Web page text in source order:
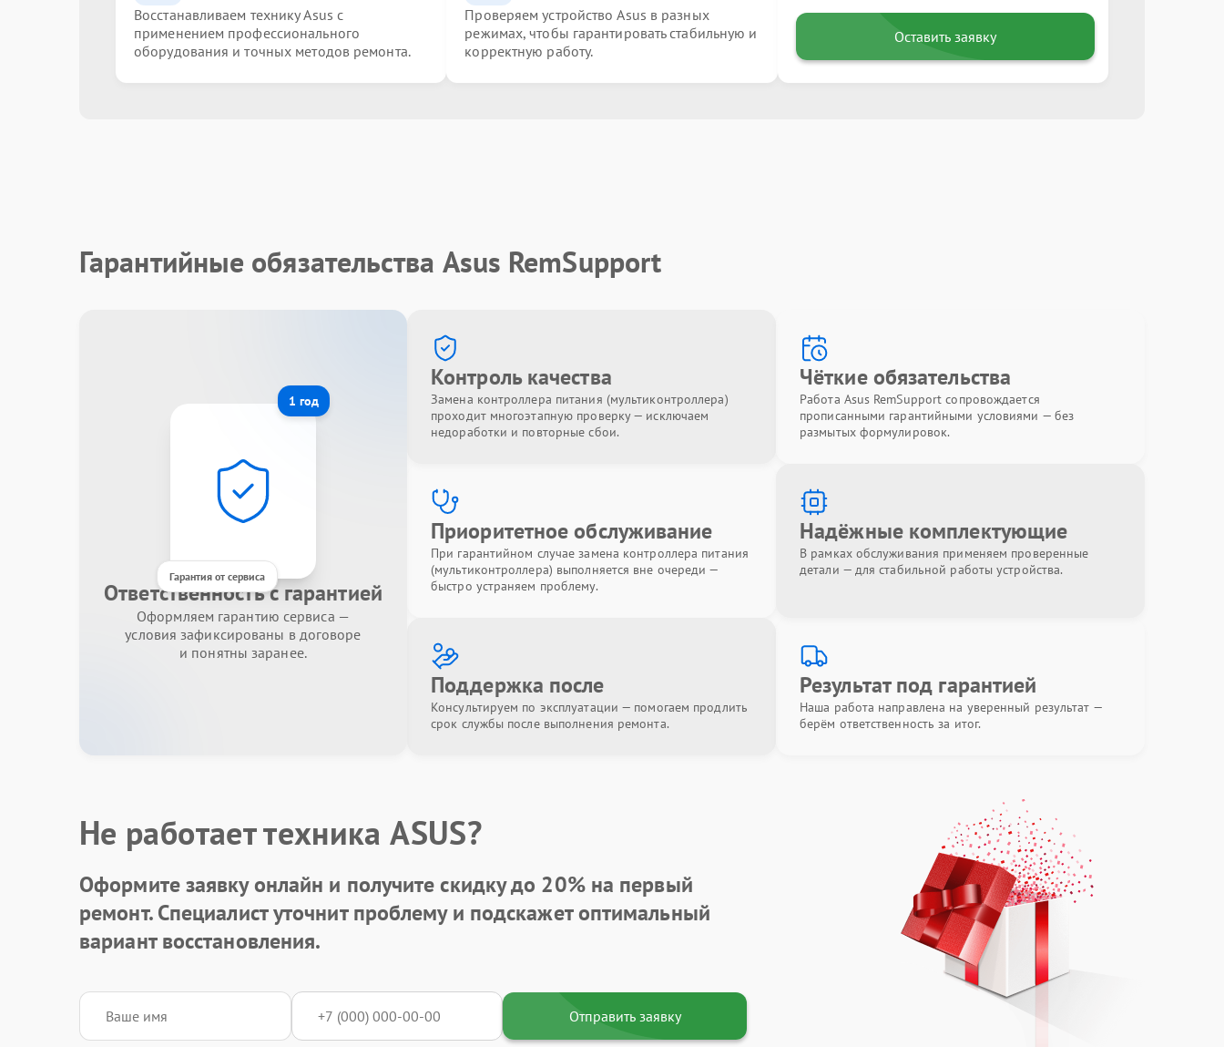
Восстанавливаем технику Asus с
применением профессионального
оборудования и точных методов ремонта.
Проверяем устройство Asus в разных
режимах, чтобы гарантировать стабильную и
корректную работу.
Оставить заявку
Гарантийные обязательства Asus RemSupport
1 год
Гарантия от сервиса
Ответственность с гарантией
Оформляем гарантию сервиса —
условия зафиксированы в договоре
и понятны заранее.
Контроль качества
Замена контроллера питания (мультиконтроллера)
проходит многоэтапную проверку — исключаем
недоработки и повторные сбои.
Чёткие обязательства
Работа Asus RemSupport сопровождается
прописанными гарантийными условиями — без
размытых формулировок.
Приоритетное обслуживание
При гарантийном случае замена контроллера питания
(мультиконтроллера) выполняется вне очереди —
быстро устраняем проблему.
Надёжные комплектующие
В рамках обслуживания применяем проверенные
детали — для стабильной работы устройства.
Поддержка после
Консультируем по эксплуатации — помогаем продлить
срок службы после выполнения ремонта.
Результат под гарантией
Наша работа направлена на уверенный результат —
берём ответственность за итог.
Не работает техника ASUS?
Оформите заявку онлайн и получитескидку до 20%на первый
ремонт. Специалист уточнит проблему и подскажет оптимальный
вариант восстановления.
Отправить заявку